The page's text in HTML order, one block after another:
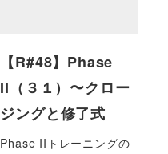
【R#48】Phase
II（３１）〜クロー
ジングと修了式
Phase IIトレーニングの